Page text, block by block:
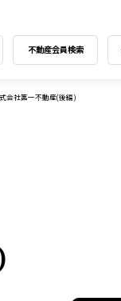
不動産会員検索
会社第一不動産(後編)